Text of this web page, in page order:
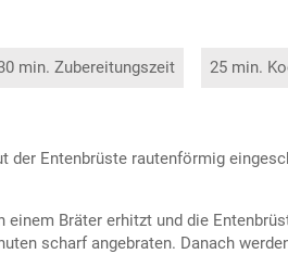
min. Zubereitungszeit 25 min.
der Entenbrüste rautenförmig
einem Bräter erhitzt und die
scharf angebraten. Danach